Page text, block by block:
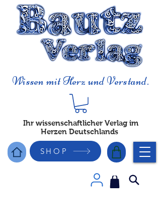
Wissen mit Herz und Verstand.
Ihr wissenschaftlicher Verlag im
Herzen Deutschlands
SHOP